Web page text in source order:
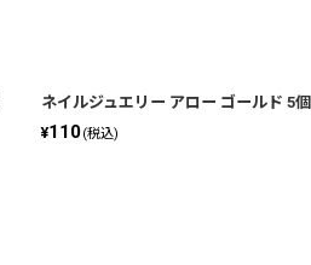
ネイルジュエリー アロー ゴールド 5個
¥110(税込)